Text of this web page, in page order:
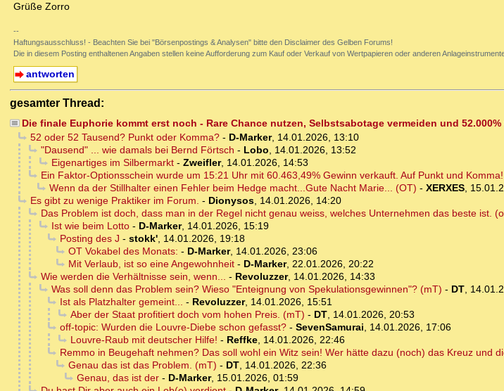
Grüße Zorro
--
Haftungsausschluss! - Beachten Sie bei "Börsenpostings & Analysen" bitte den Disclaimer des Gelben Forums!
Die in diesem Posting enthaltenen Angaben stellen keine Aufforderung zum Kauf oder Verkauf von Wertpapieren oder anderen
antworten
gesamter Thread:
Die finale Euphorie kommt erst noch - Rare Chance nutzen, Selbstsabotage vermeiden und
52 oder 52 Tausend? Punkt oder Komma?- D-Marker, 14.01.2026, 13:10
"Dausend" ... wie damals bei Bernd Förtsch - Lobo, 14.01.2026, 13:52
Eigenartiges im Silbermarkt- Zweifler, 14.01.2026, 14:53
Ein Faktor-Optionsschein wurde um 15:21 Uhr mit 60.463,49% Gewinn verkauft. Auf Punkt und Komma!
Wenn da der Stillhalter einen Fehler beim Hedge macht...Gute Nacht Marie... (OT) - XERXES,
Es gibt zu wenige Praktiker im Forum. - Dionysos, 14.01.2026, 14:20
Das Problem ist doch, dass man in der Regel nicht genau weiss, welches Unternehmen das beste ist.
Ist wie beim Lotto- D-Marker, 14.01.2026, 15:19
Posting des J - stokk', 14.01.2026, 19:18
OT Vokabel des Monats: - D-Marker, 14.01.2026, 23:06
Mit Verlaub, ist so eine Angewohnheit- D-Marker, 22.01.2026, 20:22
Wie werden die Verhältnisse sein, wenn... - Revoluzzer, 14.01.2026, 14:33
Was soll denn das Problem sein? Wieso "Enteignung von Spekulationsgewinnen"? (mT) - DT,
Ist als Platzhalter gemeint... - Revoluzzer, 14.01.2026, 15:51
Aber der Staat profitiert doch vom hohen Preis. (mT) - DT, 14.01.2026, 20:53
off-topic: Wurden die Louvre-Diebe schon gefasst?- SevenSamurai, 14.01.2026, 17:06
Louvre-Raub mit deutscher Hilfe! - Reffke, 14.01.2026, 22:46
Remmo in Beugehaft nehmen? Das soll wohl ein Witz sein! Wer hätte dazu (noch) das Kreuz und
Genau das ist das Problem. (mT) - DT, 14.01.2026, 22:36
Genau, das ist der- D-Marker, 15.01.2026, 01:59